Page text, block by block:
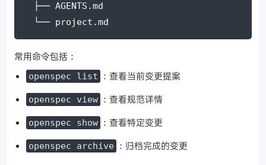
  ├── AGENTS.md
  └── project.md
常用命令包括：
openspec list ：查看当前变更提案
openspec view ：查看规范详情
openspec show ：查看特定变更
openspec archive ：归档完成的变更